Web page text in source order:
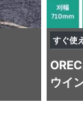
すぐ使
OREC
ウイ